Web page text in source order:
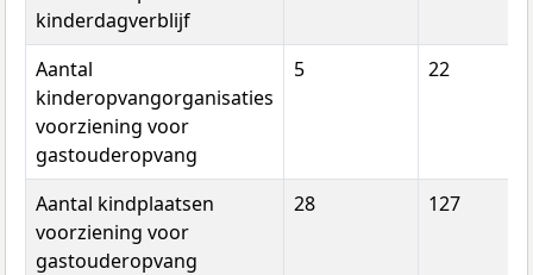
kinderdagverblijf
Aantal
kinderopvangorganisaties
voorziening voor
gastouderopvang
5 22
Aantal kindplaatsen
voorziening voor
gastouderopvang
28 127